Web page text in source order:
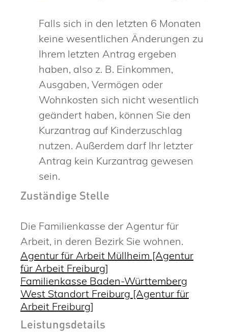
Falls sich in den letzten 6 Monaten
keine wesentlichen Änderungen zu
Ihrem letzten Antrag ergeben
haben, also z. B. Einkommen,
Ausgaben, Vermögen oder
Wohnkosten sich nicht wesentlich
geändert haben, können Sie den
Kurzantrag auf Kinderzuschlag
nutzen. Außerdem darf Ihr letzter
Antrag kein Kurzantrag gewesen
sein.
Zuständige Stelle
Die Familienkasse der Agentur für
Arbeit, in deren Bezirk Sie wohnen.
Agentur für Arbeit Müllheim [Agentur
für Arbeit Freiburg]
Familienkasse Baden-Württemberg
West Standort Freiburg [Agentur für
Arbeit Freiburg]
Leistungsdetails